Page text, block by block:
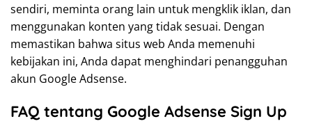
sendiri, meminta orang lain untuk mengklik iklan, dan
menggunakan konten yang tidak sesuai. Dengan
memastikan bahwa situs web Anda memenuhi
kebijakan ini, Anda dapat menghindari penangguhan
akun Google Adsense.
FAQ tentang Google Adsense Sign Up